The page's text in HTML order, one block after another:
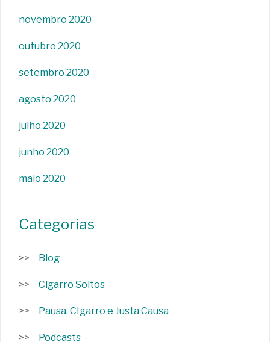
novembro 2020
outubro 2020
setembro 2020
agosto 2020
julho 2020
junho 2020
maio 2020
Categorias
Blog
Cigarro Soltos
Pausa, CIgarro e Justa Causa
Podcasts